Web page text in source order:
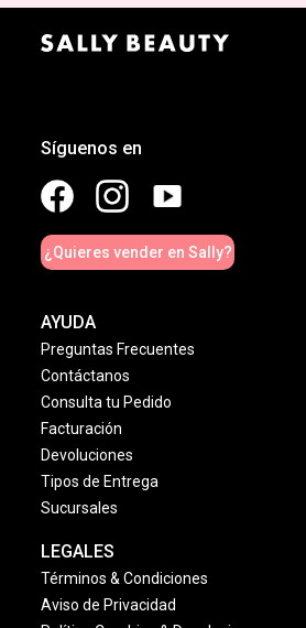
Síguenos en
¿Quieres vender en Sally?
AYUDA
Preguntas Frecuentes
Contáctanos
Consulta tu Pedido
Facturación
Devoluciones
Tipos de Entrega
Sucursales
LEGALES
Términos & Condiciones
Aviso de Privacidad